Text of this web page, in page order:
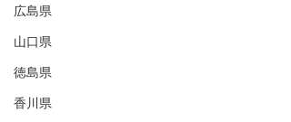
広島県
山口県
徳島県
香川県